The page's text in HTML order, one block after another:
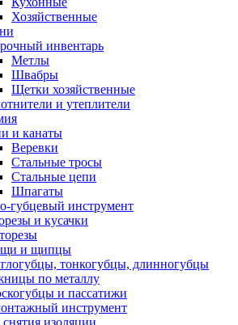
Хозяйственные
инвентарь
Метлы
Швабры
Щетки хозяйственные
и утеплители
и канаты
Веревки
Стальные тросы
Стальные цепи
Шпагаты
губцевый инструмент
и кусачки
и щипцы
тонкогубцы, длинногубцы
по металлу
и пассатижи
инструмент
изоляции